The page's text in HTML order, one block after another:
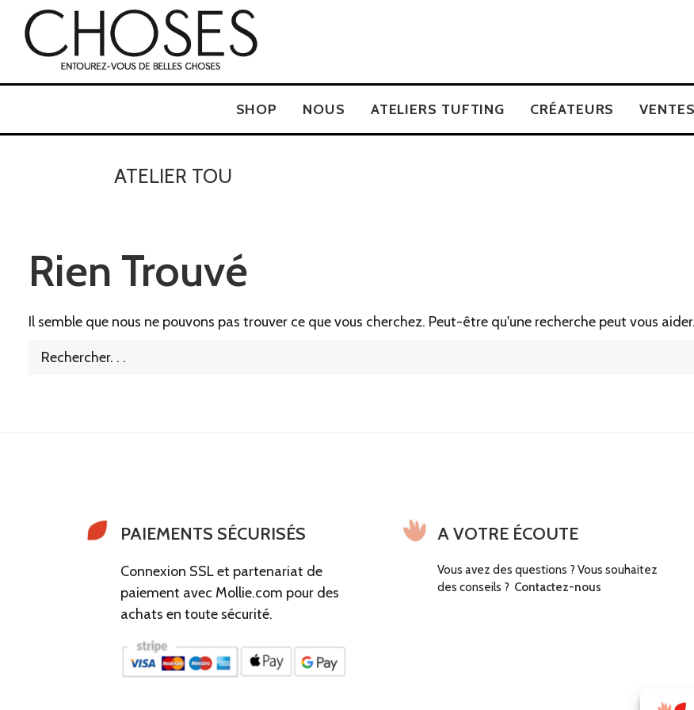
SHOP NOUS ATELIERS TUFTING CRÉATEURS
ATELIER TOU
Rien Trouvé
Il semble que nous ne pouvons pas trouver ce que vous cherchez. Peut-être qu'une recherche peut vous aider.
PAIEMENTS SÉCURISÉS
Connexion SSL et partenariat de
paiement avec Mollie.com pour des
achats en toute sécurité.
A VOTRE ÉCOUTE
Vous avez des questions ? Vous souhaitez
des conseils ? Contactez-nous